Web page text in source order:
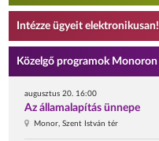
Intézze ügyeit elektronikusan!
Közelgő programok Monoron
augusztus 20. 16:00
Az államalapítás ünnepe
Monor, Szent István tér